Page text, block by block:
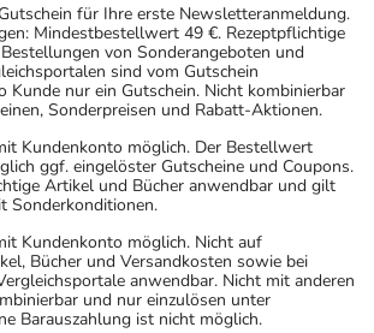
für Ihre erste Newsletteranmeldung.
Mindestbestellwert 49 €. Rezeptpflichtige
von Sonderangeboten und
sind vom Gutschein
Kunde nur ein Gutschein. Nicht kombinierbar
Sonderpreisen und Rabatt-Aktionen.
Kundenkonto möglich. Der Bestellwert
ggf. eingelöster Gutscheine und Coupons.
Artikel und Bücher anwendbar und gilt
Sonderkonditionen.
Kundenkonto möglich. Nicht auf
Bücher und Versandkosten sowie bei
anwendbar. Nicht mit anderen
und nur einzulösen unter
Barauszahlung ist nicht möglich.